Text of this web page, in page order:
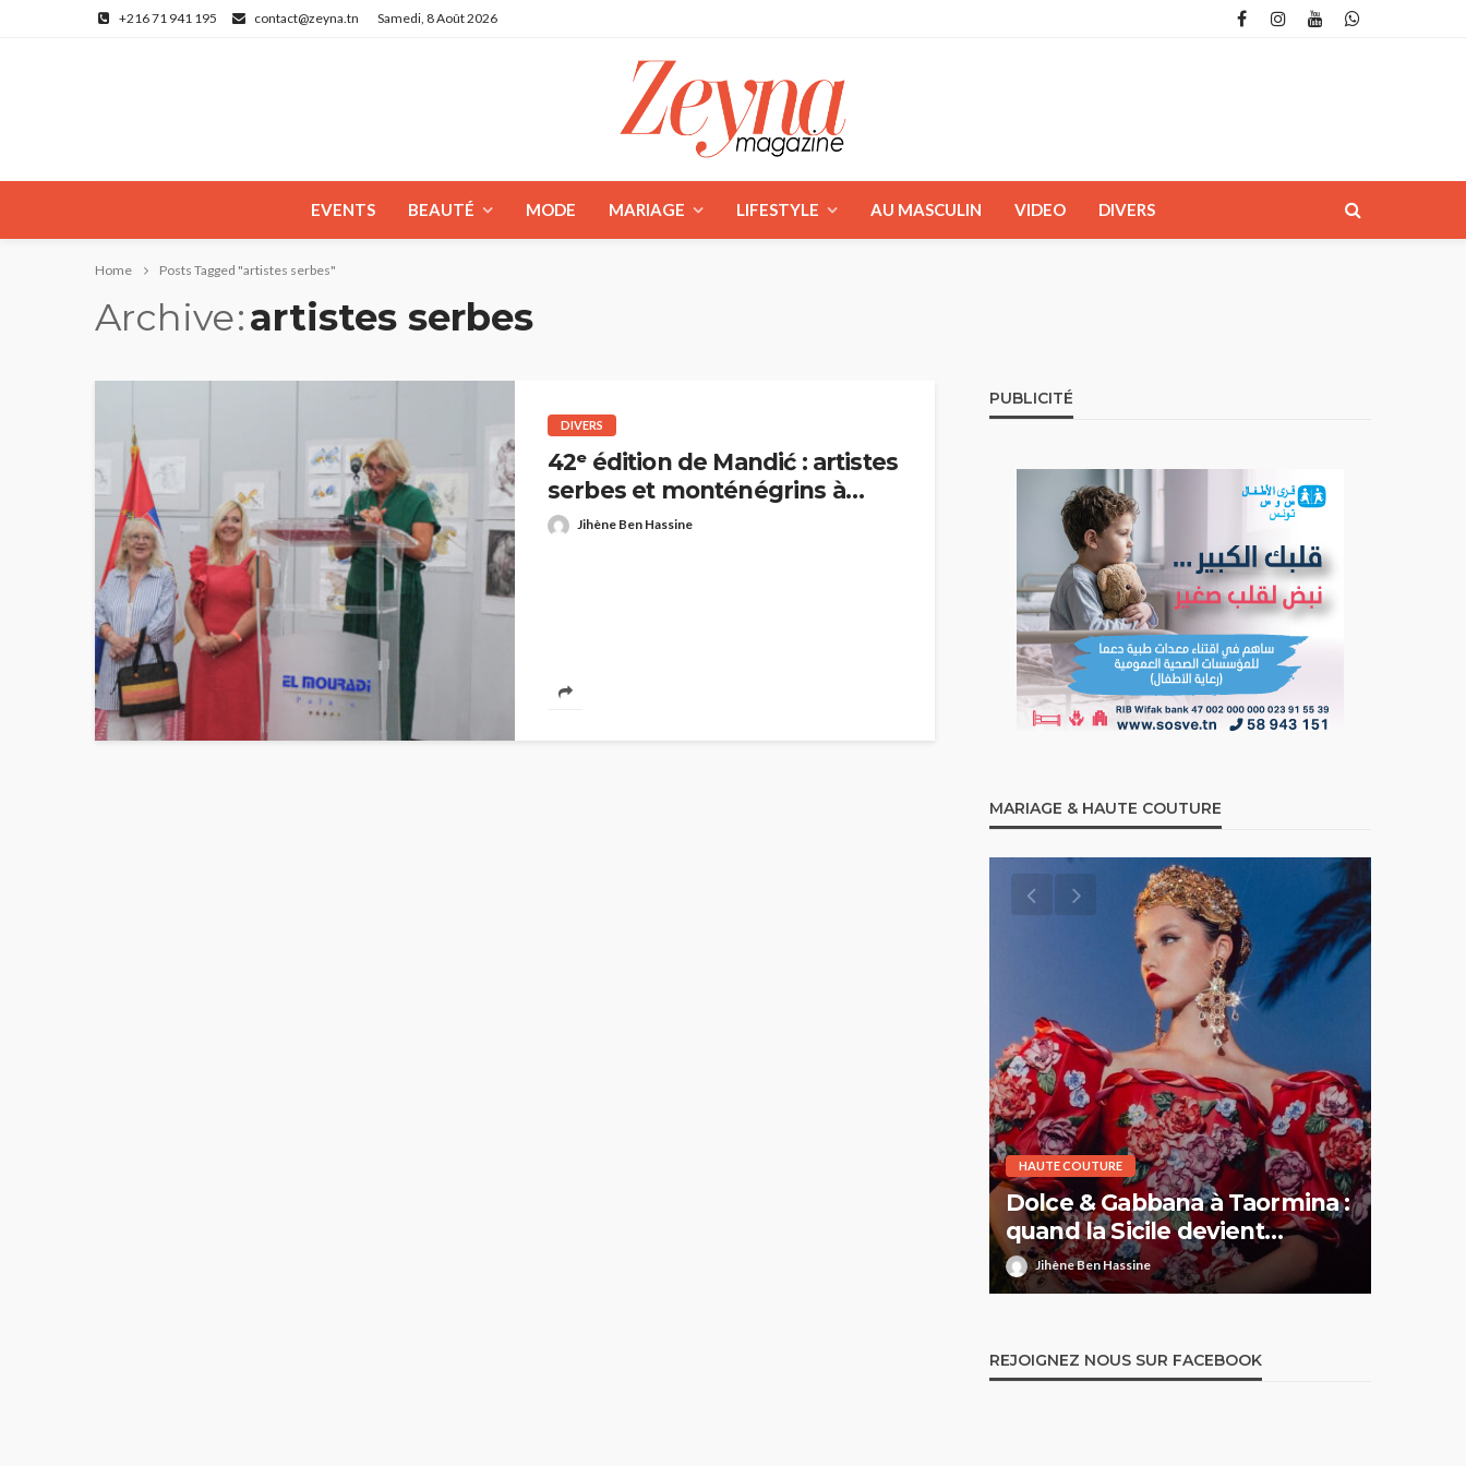
+216 71 941 195 contact@zeyna.tn Samedi, 8 Août 2026
EVENTS BEAUTÉ MODE MARIAGE LIFESTYLE AU MASCULIN VIDEO DIVERS
Home Posts Tagged "artistes serbes"
Archive artistes serbes
DIVERS
42ᵉ édition de Mandić : artistes
serbes et monténégrins à
Sousse
Jihène Ben Hassine
PUBLICITÉ
MARIAGE & HAUTE COUTURE
HAUTE COUTURE
Dolce & Gabbana à Taormina :
quand la Sicile devient
l’Olympe
Jihène Ben Hassine
REJOIGNEZ NOUS SUR FACEBOOK